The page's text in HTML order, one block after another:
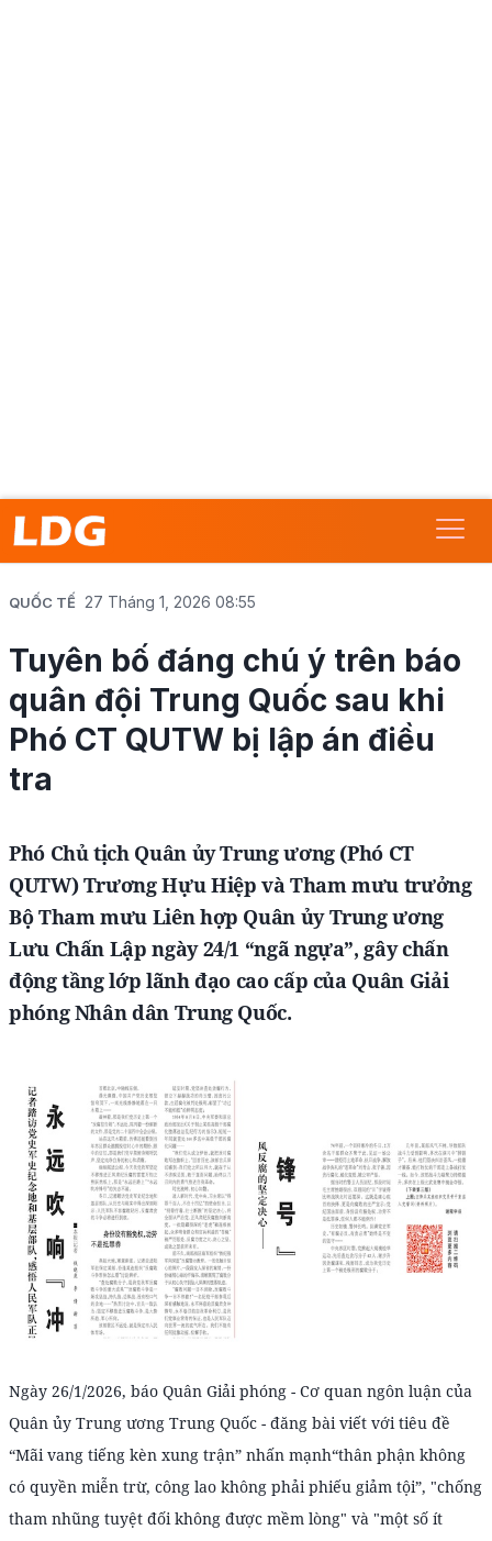
QUỐC TẾ 27 Tháng 1, 2026 08:55
Tuyên bố đáng chú ý trên báo
quân đội Trung Quốc sau khi
Phó CT QUTW bị lập án điều
tra
Phó Chủ tịch Quân ủy Trung ương (Phó CT
QUTW) Trương Hựu Hiệp và Tham mưu trưởng
Bộ Tham mưu Liên hợp Quân ủy Trung ương
Lưu Chấn Lập ngày 24/1 “ngã ngựa”, gây chấn
động tầng lớp lãnh đạo cao cấp của Quân Giải
phóng Nhân dân Trung Quốc.
Ngày 26/1/2026, báo Quân Giải phóng - Cơ quan ngôn luận của
Quân ủy Trung ương Trung Quốc - đăng bài viết với tiêu đề
“Mãi vang tiếng kèn xung trận” nhấn mạnh“thân phận không
có quyền miễn trừ, công lao không phải phiếu giảm tội”, "chống
tham nhũng tuyệt đối không được mềm lòng" và "một số ít